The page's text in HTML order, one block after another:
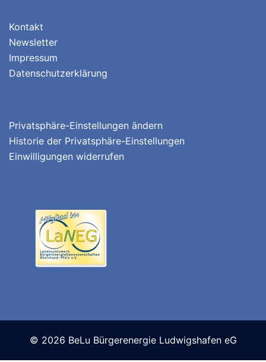
Kontakt
Newsletter
Impressum
Datenschutzerklärung
Privatsphäre-Einstellungen ändern
Historie der Privatsphäre-Einstellungen
Einwilligungen widerrufen
© 2026 BeLu Bürgerenergie Ludwigshafen eG